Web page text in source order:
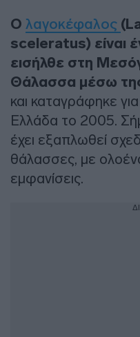
Ο λαγοκέφαλος
sceleratus) είναι
εισήλθε στη
Θάλασσα μέσω
και καταγράφηκε
Ελλάδα το 2005.
έχει εξαπλωθεί
θάλασσες, με
εμφανίσεις.